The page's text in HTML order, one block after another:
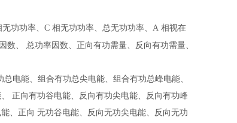
无功功率、 C 相无功功率、总无功功率、 A 相视在
数、 总功率因数、正向有功需量、反向有功需量、
总电能、组合有功总尖电能、组合有功总峰电能、
正向有功谷电能、反向有功尖电能、反向有功峰
、正向 无功谷电能、反向无功尖电能、反向无功